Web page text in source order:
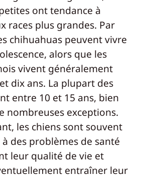
ont tendance à
races plus grandes. Par
chihuahuas peuvent vivre
alors que les
vivent généralement
dix ans. La plupart des
entre 10 et 15 ans, bien
nombreuses exceptions.
les chiens sont souvent
des problèmes de santé
leur qualité de vie et
entraîner leur